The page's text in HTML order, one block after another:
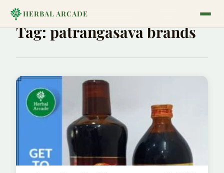
HERBAL ARCADE
Tag:patrangasava brands